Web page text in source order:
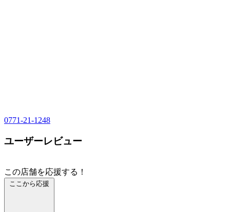
0771-21-1248
ユーザーレビュー
この店舗を応援する！
ここから応援